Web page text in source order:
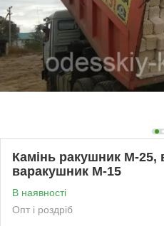
Камінь ракушник М-25,
варакушник М-15
В наявності
Опт і роздріб